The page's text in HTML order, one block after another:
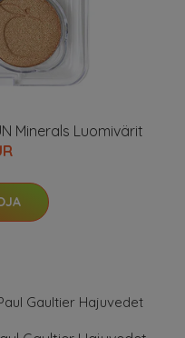
Minerals Luomivärit